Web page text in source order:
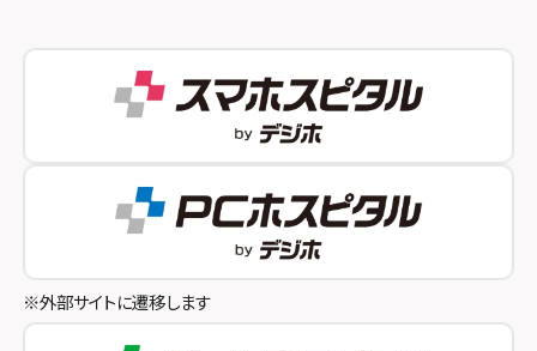
スマホスピタル 自由が丘
スマホスピタルオリナス錦糸町
スマホスピタル テルル成増
スマホスピタル池袋
スマホスピタル八王子
スマホスピタル町田
スマホスピタル by デジホ 姫路キャスパ
スマホスピタル伊丹
スマホスピタル奈良生駒
スマホスピタル和歌山
※外部サイトに遷移します